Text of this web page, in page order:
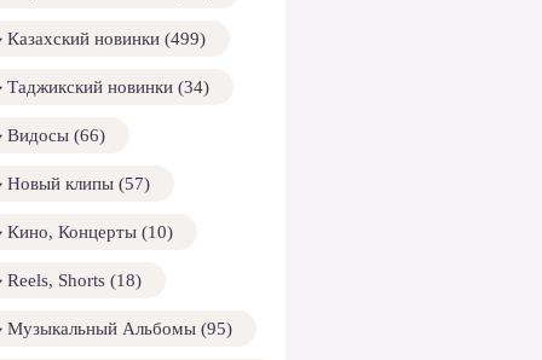
Казахский новинки (499)
Таджикский новинки (34)
Видосы (66)
Новый клипы (57)
Кино, Концерты (10)
Reels, Shorts (18)
Музыкальный Альбомы (95)